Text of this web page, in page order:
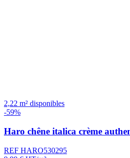
2,22 m² disponibles
-59%
Haro chêne italica crème
REF HARO530295